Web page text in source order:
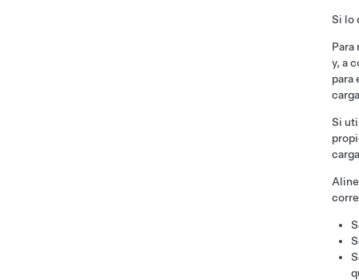
Si lo
Para
y, a
para
Si